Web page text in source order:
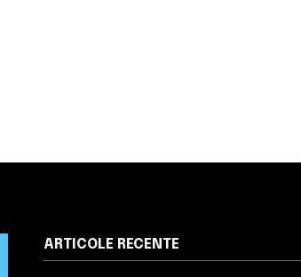
ARTICOLE RECENTE